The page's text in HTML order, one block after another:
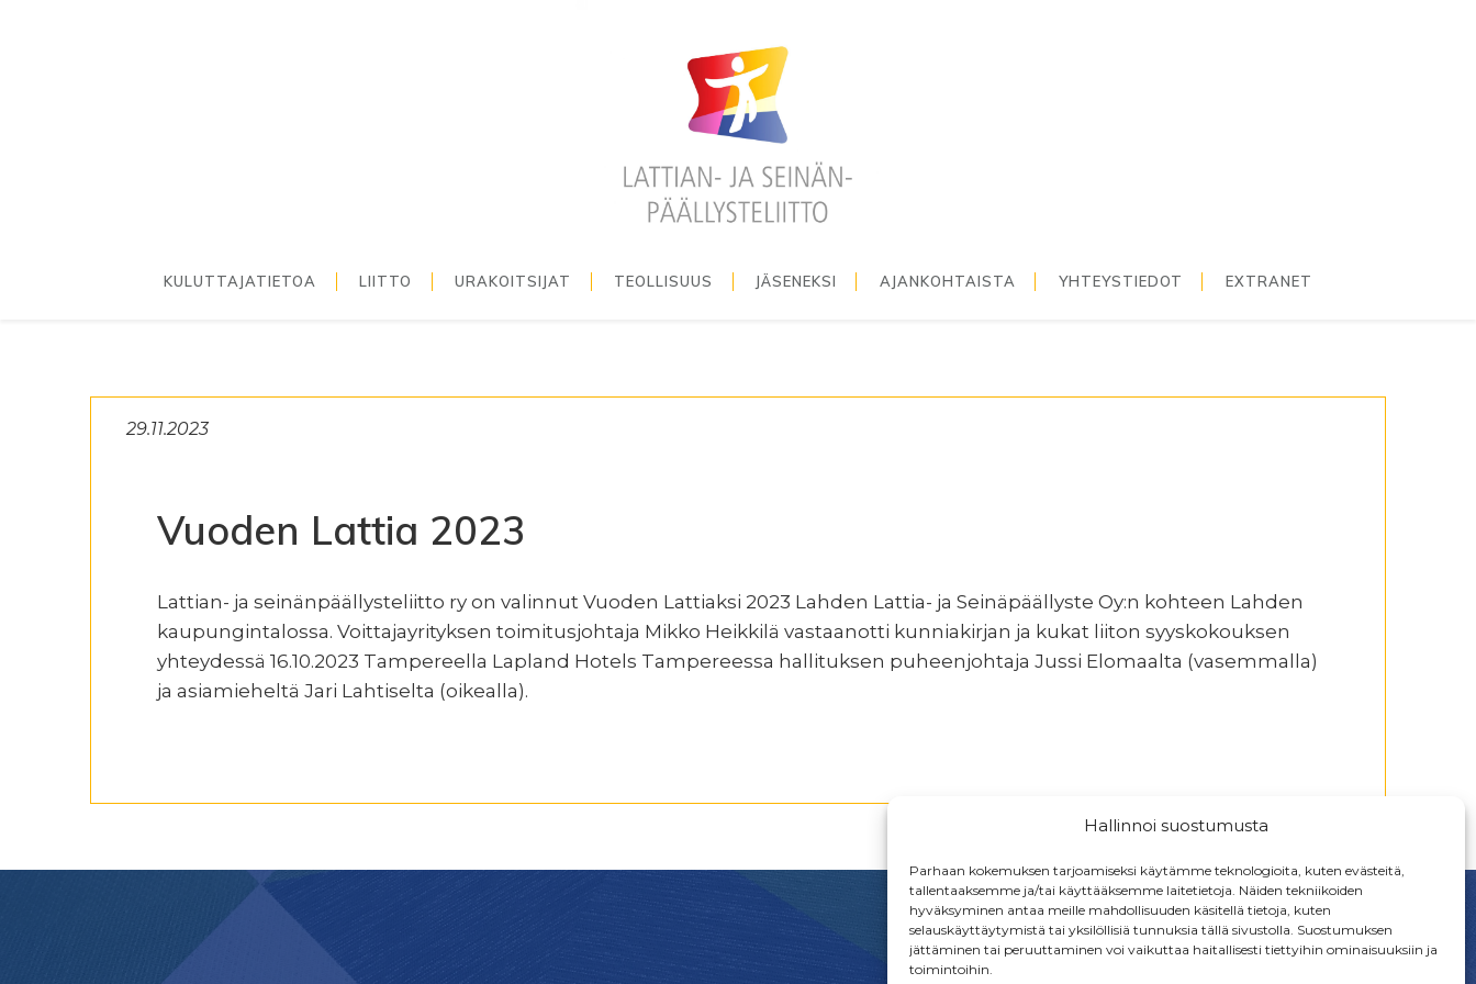
Hallinnoi suostumusta
Parhaan kokemuksen tarjoamiseksi käytämme teknologioita, kuten evästeitä,
tallentaaksemme ja/tai käyttääksemme laitetietoja. Näiden tekniikoiden
hyväksyminen antaa meille mahdollisuuden käsitellä tietoja, kuten
selauskäyttäytymistä tai yksilöllisiä tunnuksia tällä sivustolla. Suostumuksen
jättäminen tai peruuttaminen voi vaikuttaa haitallisesti tiettyihin ominaisuuksiin ja
toimintoihin.
KULUTTAJATIETOA LIITTO URAKOITSIJAT TEOLLISUUS JÄSENEKSI AJANKOHTAISTA YHTEYSTIEDOT EXTRANET
29.11.2023
Vuoden Lattia 2023
Lattian- ja seinänpäällysteliitto ry on valinnut Vuoden Lattiaksi 2023 Lahden Lattia- ja Seinäpäällyste Oy:n kohteen Lahden
kaupungintalossa. Voittajayrityksen toimitusjohtaja Mikko Heikkilä vastaanotti kunniakirjan ja kukat liiton syyskokouksen
yhteydessä 16.10.2023 Tampereella Lapland Hotels Tampereessa hallituksen puheenjohtaja Jussi Elomaalta (vasemmalla)
ja asiamieheltä Jari Lahtiselta (oikealla).